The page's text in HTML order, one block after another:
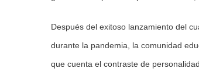
Después del exitoso lanzamiento del
durante la pandemia, la comunidad
que cuenta el contraste de